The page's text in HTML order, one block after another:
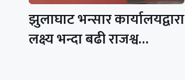
झुलाघाट भन्सार कार्यालयद्वारा
लक्ष्य भन्दा बढी राजश्व…